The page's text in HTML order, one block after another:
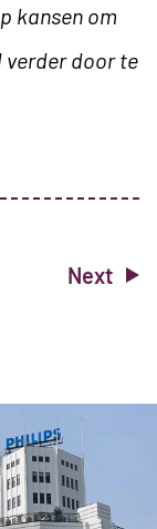
kansen om
verder door te
Next